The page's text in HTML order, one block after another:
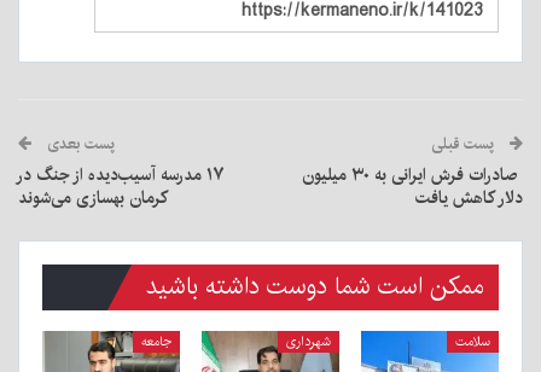
پست قبلی
صادرات فرش ایرانی به ۳۰ میلیون
دلار کاهش یافت
پست بعدی
۱۷ مدرسه آسیب‌دیده از جنگ در
کرمان بهسازی می‌شوند
ممکن است شما دوست داشته باشید
سلامت شهرداری جامعه